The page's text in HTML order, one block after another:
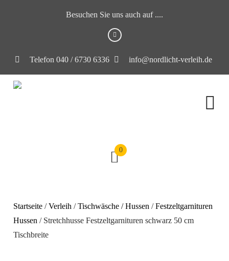
Besuchen Sie uns auch auf ....
Telefon 040 / 6730 6336 info@nordlicht-verleih.de
0
Startseite /Verleih /Tischwäsche / Hussen /Festzeltgarnituren
Hussen / Stretchhusse Festzeltgarnituren schwarz 50 cm
Tischbreite